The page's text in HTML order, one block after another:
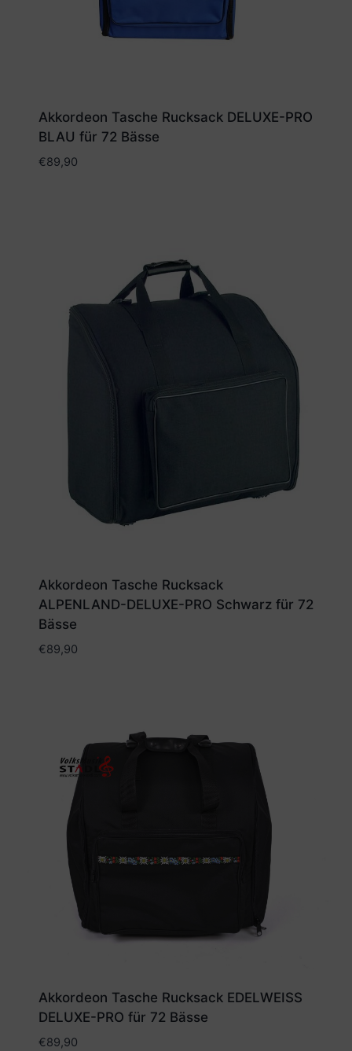
Akkordeon Tasche Rucksack DELUXE-PRO
BLAU für 72 Bässe
€89,90
Akkordeon Tasche Rucksack
ALPENLAND-DELUXE-PRO Schwarz für 72
Bässe
€89,90
Akkordeon Tasche Rucksack EDELWEISS
DELUXE-PRO für 72 Bässe
€89,90